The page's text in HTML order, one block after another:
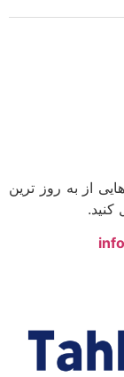
از به روز ترین
کنید.